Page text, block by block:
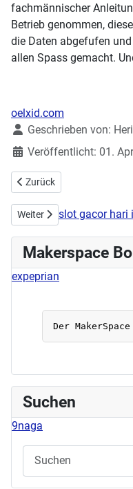
fachmännischer
Betrieb genommen,
die Daten abgefufen
allen Spass gemacht.
oelxid.com
DetailsGeschrieben von:
Veröffentlicht: 01.
Vorheriger Beitrag:
Zurück
Nächster Beitrag: 1. Teil
Weiter slot gacor hari
Makerspace
expeprian
Suchen
9naga